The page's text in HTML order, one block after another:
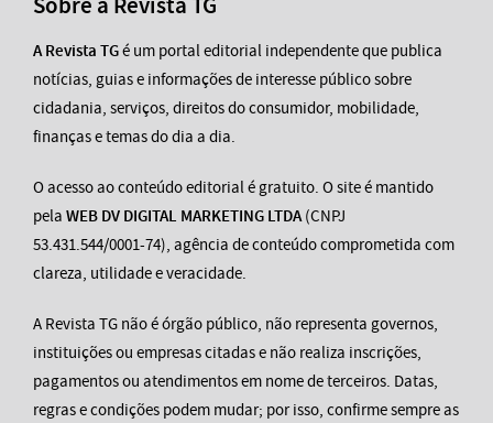
A Revista TGé um portal editorial independente que publica
notícias, guias e informações de interesse público sobre
cidadania, serviços, direitos do consumidor, mobilidade,
finanças e temas do dia a dia.
O acesso ao conteúdo editorial é gratuito. O site é mantido
pela WEB DV DIGITAL MARKETING LTDA(CNPJ
53.431.544/0001-74), agência de conteúdo comprometida com
clareza, utilidade e veracidade.
A Revista TG não é órgão público, não representa governos,
instituições ou empresas citadas e não realiza inscrições,
pagamentos ou atendimentos em nome de terceiros. Datas,
regras e condições podem mudar; por isso, confirme sempre as